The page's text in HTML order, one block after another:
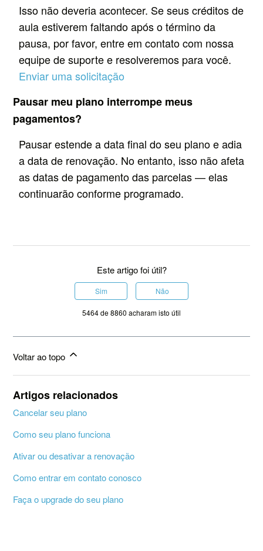
Isso não deveria acontecer. Se seus créditos de
aula estiverem faltando após o término da
pausa, por favor, entre em contato com nossa
equipe de suporte e resolveremos para você.
Enviar uma solicitação
Pausar meu plano interrompe meus
pagamentos?
Pausar estende a data final do seu plano e adia
a data de renovação. No entanto, isso não afeta
as datas de pagamento das parcelas — elas
continuarão conforme programado.
Este artigo foi útil?
Sim Não
5464 de 8860 acharam isto útil
Voltar ao topo
Artigos relacionados
Cancelar seu plano
Como seu plano funciona
Ativar ou desativar a renovação
Como entrar em contato conosco
Faça o upgrade do seu plano